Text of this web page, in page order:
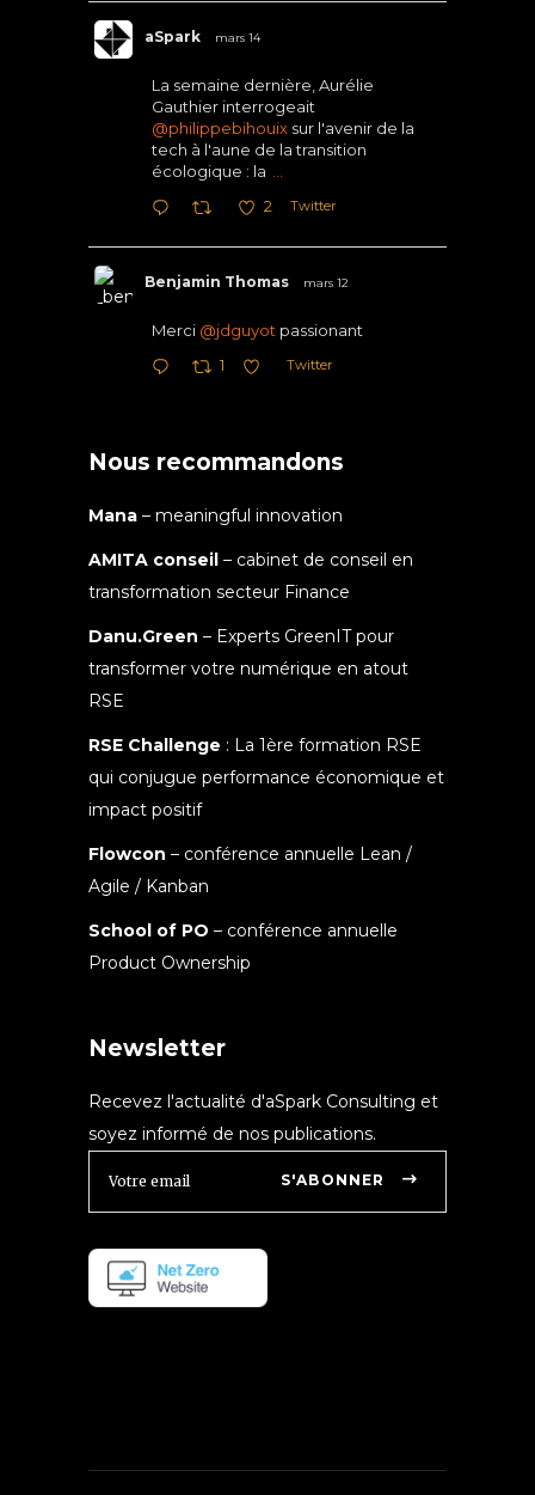
aSpark mars 14
La semaine dernière, Aurélie
Gauthier interrogeait
@philippebihouix sur l'avenir de la
tech à l'aune de la transition
écologique : la
2 Twitter
Benjamin Thomas mars 12
Merci @jdguyot passionant
1 Twitter
Nous recommandons
Mana – meaningful innovation
AMITA conseil – cabinet de conseil en
transformation secteur Finance
Danu.Green – Experts GreenIT pour
transformer votre numérique en atout
RSE
RSE Challenge : La 1ère formation RSE
qui conjugue performance économique et
impact positif
Flowcon – conférence annuelle Lean /
Agile / Kanban
School of PO – conférence annuelle
Product Ownership
Newsletter
Recevez l'actualité d'aSpark Consulting et
soyez informé de nos publications.
S'ABONNER